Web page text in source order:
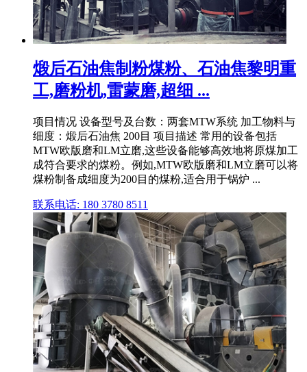
煅后石油焦制粉煤粉、石油焦黎明重
工,磨粉机,雷蒙磨,超细 ...
项目情况 设备型号及台数：两套MTW系统 加工物料与
细度：煅后石油焦 200目 项目描述 常用的设备包括
MTW欧版磨和LM立磨,这些设备能够高效地将原煤加工
成符合要求的煤粉。例如,MTW欧版磨和LM立磨可以将
煤粉制备成细度为200目的煤粉,适合用于锅炉 ...
联系电话: 180 3780 8511